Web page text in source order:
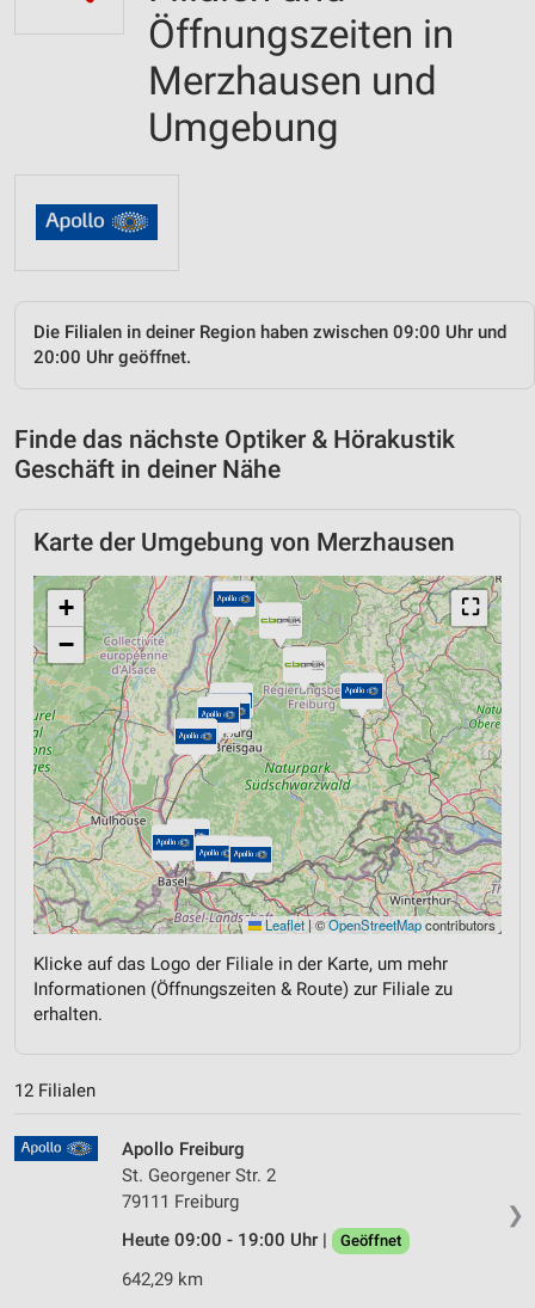
Öffnungszeiten in
Merzhausen und
Umgebung
Die Filialen in deiner Region haben zwischen 09:00 Uhr und
20:00 Uhr geöffnet.
Finde das nächste Optiker & Hörakustik
Geschäft in deiner Nähe
Karte der Umgebung von Merzhausen
⛶
+
−
Leaflet |©OpenStreetMapcontributors
Klicke auf das Logo der Filiale in der Karte, um mehr
Informationen (Öffnungszeiten & Route) zur Filiale zu
erhalten.
12 Filialen
❯
Apollo Freiburg
St. Georgener Str. 2
79111 Freiburg
Heute 09:00 - 19:00 Uhr |
Geöffnet
642,29 km